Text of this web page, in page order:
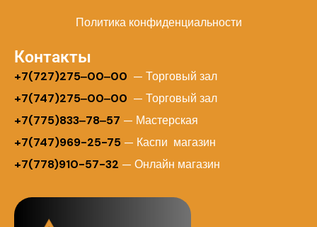
Политика конфиденциальности
Контакты
+7(727)275‒00‒00 — Торговый зал
+7(747)275‒00‒00 — Торговый зал
+7(775)833‒78‒57 — Мастерская
+7(747)969-25-75 — Каспи магазин
+7(778)910-57-32 — Онлайн магазин